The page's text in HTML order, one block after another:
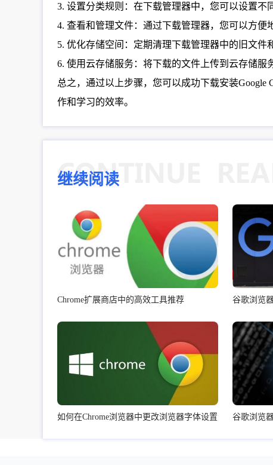
3. 设置分类规则：在下载管理器中，您可以设置不
4. 查看和管理文件：通过下载管理器，您可以方便
5. 优化存储空间：定期清理下载管理器中的旧文件
6. 使用云存储服务：将下载的文件上传到云存储服
总之，通过以上步骤，您可以成功下载安装
作和学习的效率。
继续阅读
Chrome扩展商店中的高效工具推荐 谷歌浏览
如何在Chrome浏览器中更改浏览器字体设置